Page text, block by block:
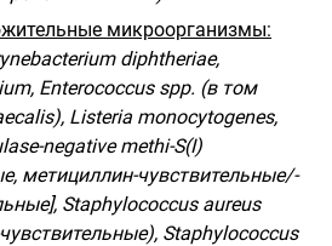
микроорганизмы:
diphtheriae,
Enterococcus spp. (в том
Listeria monocytogenes,
negative methi-S(I)
метициллин-чувствительные/-
Staphylococcus aureus
Staphylococcus